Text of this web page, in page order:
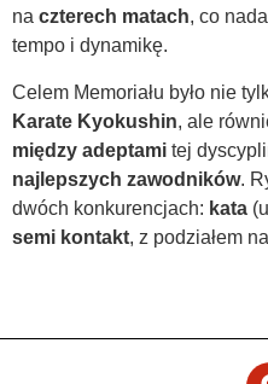
na czterech matach, co
tempo i dynamikę.
Celem Memoriału było nie
Karate Kyokushin, ale
między adeptami tej
najlepszych zawodników.
dwóch konkurencjach: kata
semi kontakt, z podziałem